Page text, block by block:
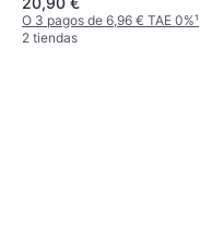
O 3 pagos de 6,96 € TAE 0%¹
2 tiendas